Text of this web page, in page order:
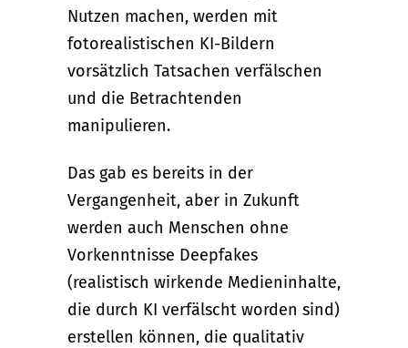
Nutzen machen, werden mit
fotorealistischen KI-Bildern
vorsätzlich Tatsachen verfälschen
und die Betrachtenden
manipulieren.
Das gab es bereits in der
Vergangenheit, aber in Zukunft
werden auch Menschen ohne
Vorkenntnisse Deepfakes
(realistisch wirkende Medieninhalte,
die durch KI verfälscht worden sind)
erstellen können, die qualitativ